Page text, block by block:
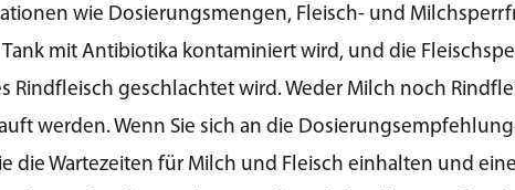
wie Dosierungsmengen, Fleisch- und
mit Antibiotika kontaminiert wird, und die
Rindfleisch geschlachtet wird. Weder Milch noch
werden. Wenn Sie sich an die
die Wartezeiten für Milch und Fleisch einhalten und